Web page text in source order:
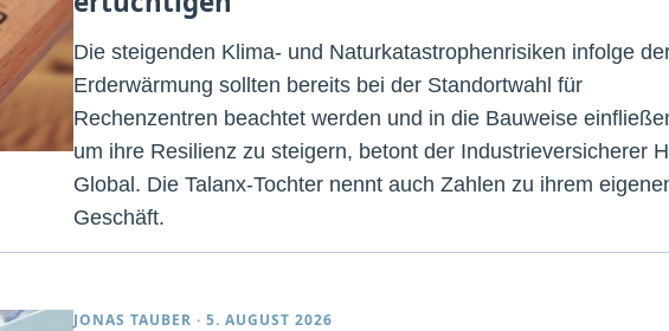
Die steigenden Klima- und Naturkatastrophenrisiken infolge
Erderwärmung sollten bereits bei der Standortwahl für
Rechenzentren beachtet werden und in die Bauweise
um ihre Resilienz zu steigern, betont der Industrieversicherer
Global. Die Talanx-Tochter nennt auch Zahlen zu ihrem
Geschäft.
JONAS TAUBER · 5. AUGUST 2026